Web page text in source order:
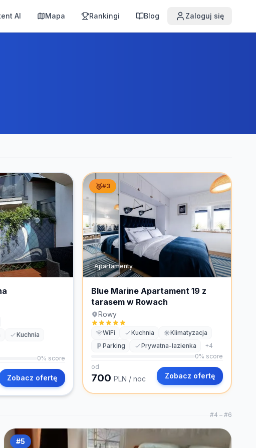
AI Mapa Rankingi Blog Zaloguj się
Kuchnia
0% score
Zobacz ofertę
🥉#3
Apartamenty
Blue Marine Apartament 19 z
tarasem w Rowach
Rowy
WiFi Kuchnia
Klimatyzacja
Parking
Prywatna-lazienka +4
0% score
od
700 PLN / noc Zobacz ofertę
#4 – #6
#5